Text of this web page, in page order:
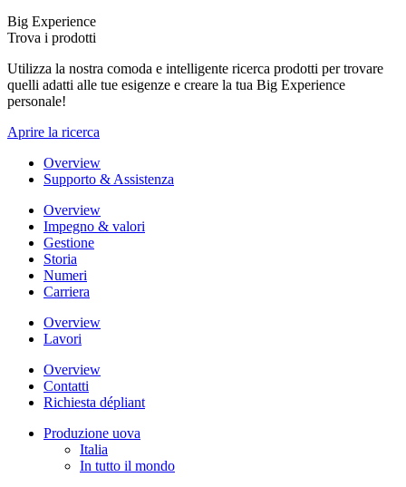
Big Experience
Trova i prodotti
Utilizza la nostra comoda e intelligente ricerca prodotti per trovare
quelli adatti alle tue esigenze e creare la tua Big Experience
personale!
Aprire la ricerca
Overview
Supporto & Assistenza
Overview
Impegno & valori
Gestione
Storia
Numeri
Carriera
Overview
Lavori
Overview
Contatti
Richiesta dépliant
Produzione uova
Italia
In tutto il mondo